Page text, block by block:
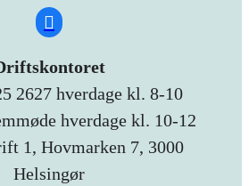
2627 hverdage kl. 8-10
hverdage kl. 10-12
1, Hovmarken 7, 3000
Helsingør